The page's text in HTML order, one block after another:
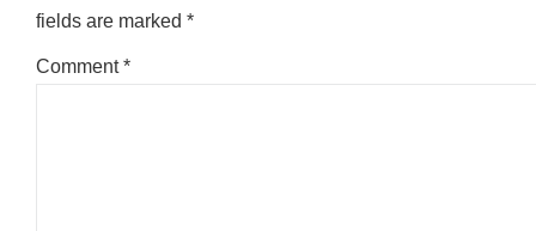
fields are marked *
Comment*